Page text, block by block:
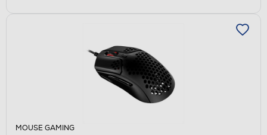
MOUSE GAMING